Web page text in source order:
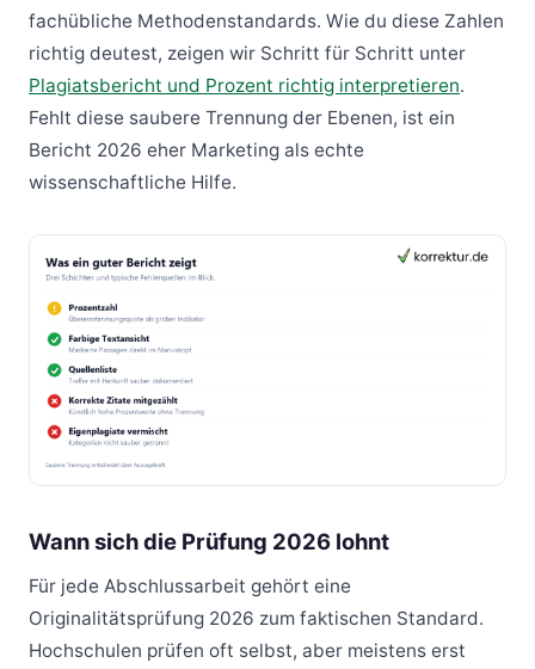
fachübliche Methodenstandards. Wie du diese Zahlen
richtig deutest, zeigen wir Schritt für Schritt unter
Plagiatsbericht und Prozent richtig interpretieren.
Fehlt diese saubere Trennung der Ebenen, ist ein
Bericht 2026 eher Marketing als echte
wissenschaftliche Hilfe.
Wann sich die Prüfung 2026 lohnt
Für jede Abschlussarbeit gehört eine
Originalitätsprüfung 2026 zum faktischen Standard.
Hochschulen prüfen oft selbst, aber meistens erst